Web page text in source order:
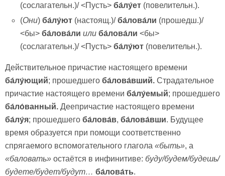
(сослагательн.)/ <Пусть>ба́лу́ет (повелительн.).
(Они)ба́лу́ют (настоящ.)/ба́лова́ли (прошедш.)/
<бы>ба́лова́ли или ба́лова́ли <бы>
(сослагательн.)/ <Пусть>ба́лу́ют (повелительн.).
Действительное причастие настоящего времени
ба́лу́ющий; прошедшего ба́лова́вший. Страдательное
причастие настоящего времени ба́лу́емый; прошедшего
ба́ло́ванный. Деепричастие настоящего времени
ба́лу́я; прошедшего ба́лова́в, ба́лова́вши. Будущее
время образуется при помощи соответственно
спрягаемого вспомогательного глагола «быть», а
«баловать» остаётся в инфинитиве: буду/будем/будешь/
будете/будет/будут… ба́лова́ть.